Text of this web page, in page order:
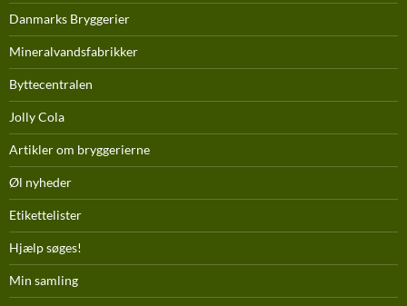
Danmarks Bryggerier
Mineralvandsfabrikker
Byttecentralen
Jolly Cola
Artikler om bryggerierne
Øl nyheder
Etikettelister
Hjælp søges!
Min samling